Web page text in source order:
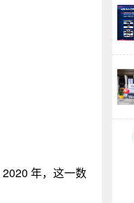
年，这一数